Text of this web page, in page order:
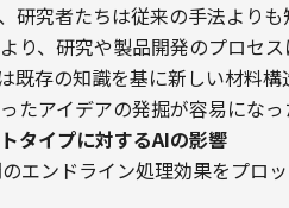
研究者たちは従来の手法より
り、研究や製品開発のプロセ
既存の知識を基に新しい材料
たアイデアの発掘が容易になっ
タイプに対するAIの影響
エンドライン処理効果をプロ